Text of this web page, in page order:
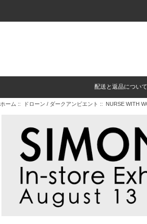
配送と返品について
ホーム :: ドローン / ダークアンビエント :: NURSE WITH